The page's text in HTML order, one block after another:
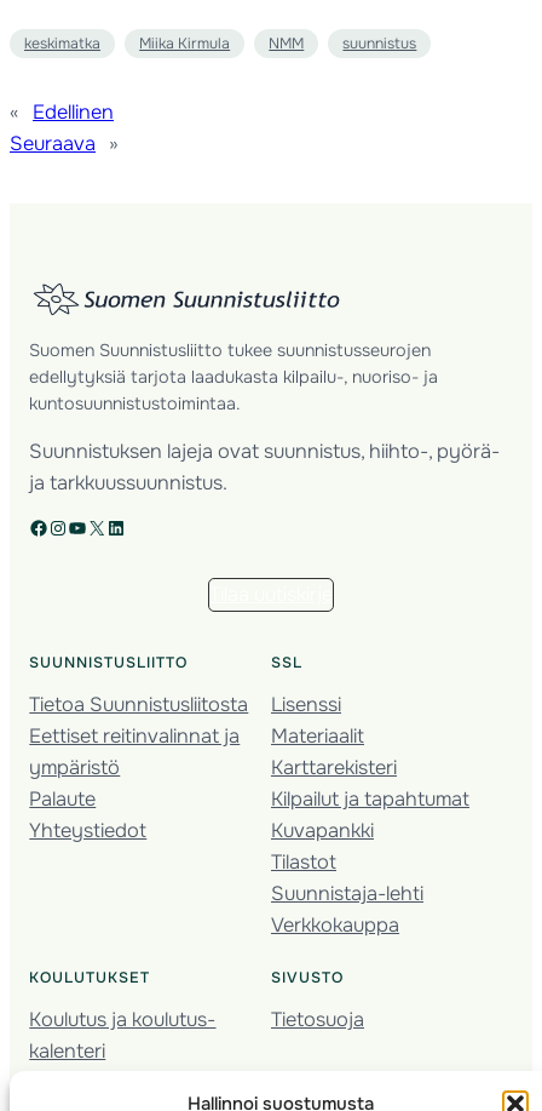
Hallinnoi suostumusta
keskimatka Miika Kirmula NMM suunnistus
«
Edellinen
Seuraava
»
Suomen Suunnistusliitto tukee suunnistusseurojen
edellytyksiä tarjota laadukasta kilpailu-, nuoriso- ja
kuntosuunnistustoimintaa.
Suunnistuksen lajeja ovat suunnistus, hiihto-, pyörä-
ja tarkkuussuunnistus.
Facebook Instagram YouTube X LinkedIn
SUUNNISTUSLIITTO
Tietoa Suunnistusliitosta
Eettiset reitinvalinnat ja
ympäristö
Palaute
Yhteystiedot
SSL
Lisenssi
Materiaalit
Karttarekisteri
Kilpailut ja tapahtumat
Kuvapankki
Tilastot
Suunnistaja-lehti
Verkkokauppa
KOULUTUKSET
Koulutus ja koulutus­
kalenteri
SIVUSTO
Tietosuoja